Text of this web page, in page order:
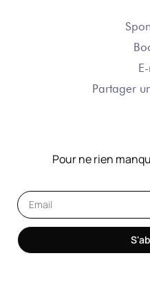
Partager
Pour ne rien